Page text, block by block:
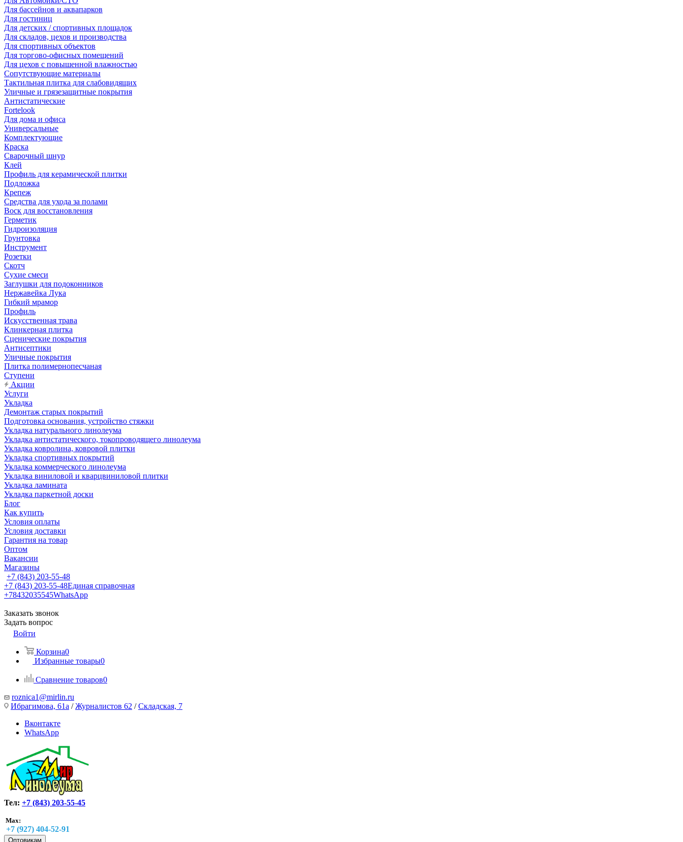
Для бассейнов и аквапарков
Для гостиниц
Для детских / спортивных площадок
Для складов, цехов и производства
Для спортивных объектов
Для торгово-офисных помещений
Для цехов с повышенной влажностью
Сопутствующие материалы
Тактильная плитка для слабовидящих
Уличные и грязезащитные покрытия
Антистатические
Fortelook
Для дома и офиса
Универсальные
Комплектующие
Краска
Сварочный шнур
Клей
Профиль для керамической плитки
Подложка
Крепеж
Средства для ухода за полами
Воск для восстановления
Герметик
Гидроизоляция
Грунтовка
Инструмент
Розетки
Скотч
Сухие смеси
Заглушки для подоконников
Нержавейка Лука
Гибкий мрамор
Профиль
Искусственная трава
Клинкерная плитка
Сценические покрытия
Антисептики
Уличные покрытия
Плитка полимернопесчаная
Ступени
Акции
Услуги
Укладка
Демонтаж старых покрытий
Подготовка основания, устройство стяжки
Укладка натурального линолеума
Укладка антистатического, токопроводящего линолеума
Укладка ковролина, ковровой плитки
Укладка спортивных покрытий
Укладка коммерческого линолеума
Укладка виниловой и кварцвиниловой плитки
Укладка ламината
Укладка паркетной доски
Блог
Как купить
Условия оплаты
Условия доставки
Гарантия на товар
Оптом
Вакансии
Магазины
+7 (843) 203-55-48
+7 (843) 203-55-48Единая справочная
+78432035545WhatsApp
Заказать звонок
Задать вопрос
Войти
Корзина0
Избранные товары0
Сравнение товаров0
roznica1@mirlin.ru
Ибрагимова, 61а /Журналистов 62 /Складская, 7
Вконтакте
WhatsApp
Тел: +7 (843) 203-55-45
Max:
+7 (927) 404-52-91
Оптовикам